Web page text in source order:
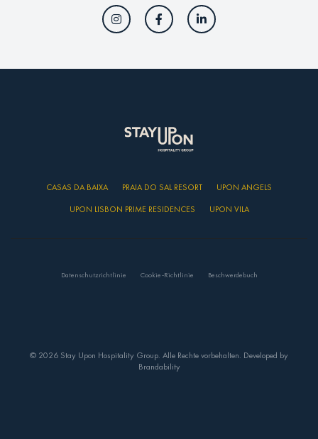
CASAS DA BAIXA PRAIA DO SAL RESORT
UPON ANGELS
UPON LISBON PRIME RESIDENCES
UPON VILA
Datenschutzrichtlinie Cookie-Richtlinie Beschwerdebuch
© 2026 Stay Upon Hospitality Group. Alle Rechte vorbehalten. Developed by
Brandability